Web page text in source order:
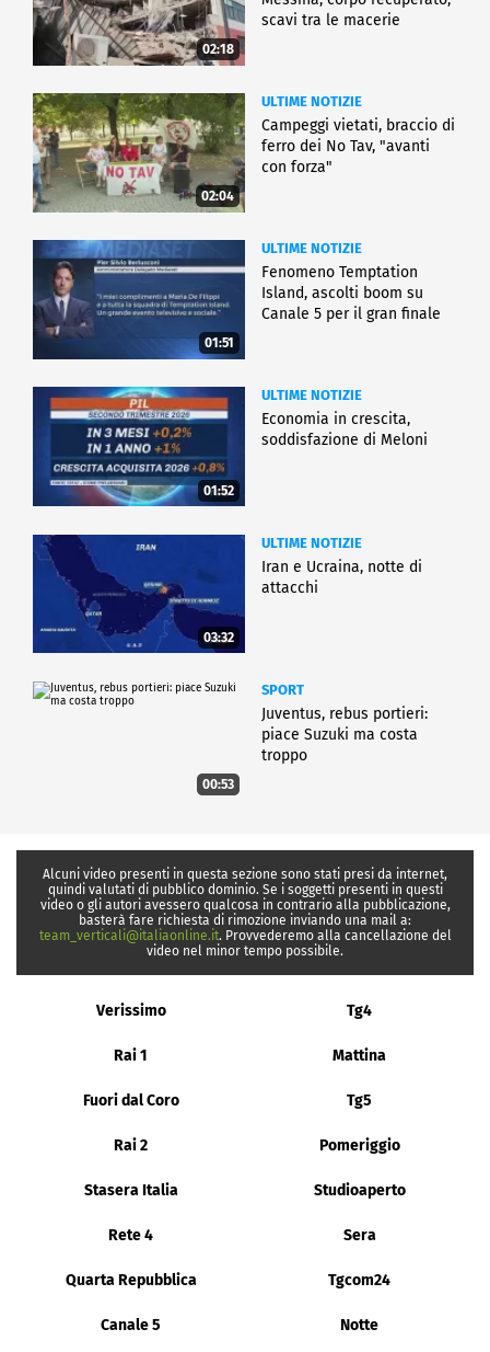
02:18
scavi tra le macerie
02:04
ULTIME NOTIZIE
Campeggi vietati, braccio di
ferro dei No Tav, "avanti
con forza"
01:51
ULTIME NOTIZIE
Fenomeno Temptation
Island, ascolti boom su
Canale 5 per il gran finale
01:52
ULTIME NOTIZIE
Economia in crescita,
soddisfazione di Meloni
03:32
ULTIME NOTIZIE
Iran e Ucraina, notte di
attacchi
00:53
SPORT
Juventus, rebus portieri:
piace Suzuki ma costa
troppo
Alcuni video presenti in questa sezione sono stati presi da internet,
quindi valutati di pubblico dominio. Se i soggetti presenti in questi
video o gli autori avessero qualcosa in contrario alla pubblicazione,
basterà fare richiesta di rimozione inviando una mail a:
team_verticali@italiaonline.it. Provvederemo alla cancellazione del
video nel minor tempo possibile.
Verissimo Tg4
Rai 1 Mattina
Fuori dal Coro Tg5
Rai 2 Pomeriggio
Stasera Italia Studioaperto
Rete 4 Sera
Quarta Repubblica Tgcom24
Canale 5 Notte